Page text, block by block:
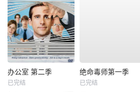
办公室 第二季
已完结
绝命毒师第一季
已完结